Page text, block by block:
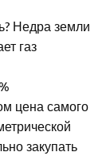
Недра земли
газ
цена самого
закупать